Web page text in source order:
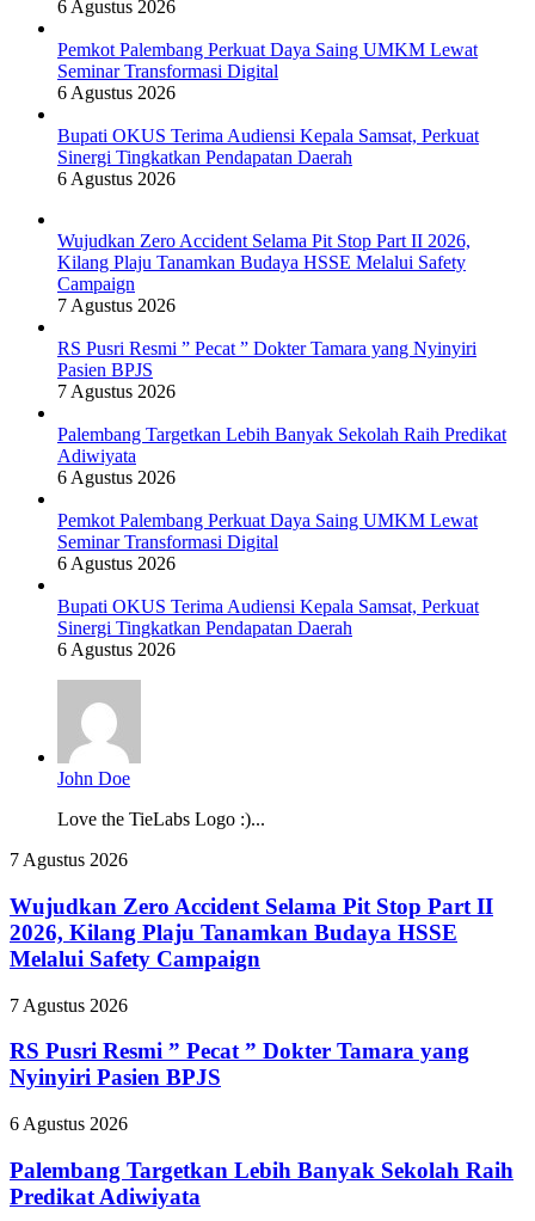
6 Agustus 2026
Pemkot Palembang Perkuat Daya Saing UMKM Lewat
Seminar Transformasi Digital
6 Agustus 2026
Bupati OKUS Terima Audiensi Kepala Samsat, Perkuat
Sinergi Tingkatkan Pendapatan Daerah
6 Agustus 2026
Wujudkan Zero Accident Selama Pit Stop Part II 2026,
Kilang Plaju Tanamkan Budaya HSSE Melalui Safety
Campaign
7 Agustus 2026
RS Pusri Resmi ” Pecat ” Dokter Tamara yang Nyinyiri
Pasien BPJS
7 Agustus 2026
Palembang Targetkan Lebih Banyak Sekolah Raih Predikat
Adiwiyata
6 Agustus 2026
Pemkot Palembang Perkuat Daya Saing UMKM Lewat
Seminar Transformasi Digital
6 Agustus 2026
Bupati OKUS Terima Audiensi Kepala Samsat, Perkuat
Sinergi Tingkatkan Pendapatan Daerah
6 Agustus 2026
John Doe
Love the TieLabs Logo :)...
Wujudkan
Accident
Selama
Pit
Stop
II
Kilang
Plaju
Tanamkan
Budaya
HSSE
Melalui
Safety
Campaign
7 Agustus 2026
Wujudkan Zero Accident Selama Pit Stop Part II
2026, Kilang Plaju Tanamkan Budaya HSSE
Melalui Safety Campaign
RS
Resmi
”
Pecat
Dokter
yang
Nyinyiri
7 Agustus 2026
RS Pusri Resmi ” Pecat ” Dokter Tamara yang
Nyinyiri Pasien BPJS
Palembang
Lebih
Banyak
Sekolah
6 Agustus 2026
Palembang Targetkan Lebih Banyak Sekolah Raih
Predikat Adiwiyata